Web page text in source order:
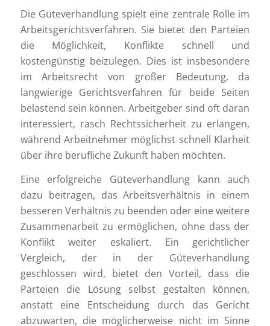
Die Güteverhandlung spielt eine zentrale Rolle im
Arbeitsgerichtsverfahren. Sie bietet den Parteien
die Möglichkeit, Konflikte schnell und
kostengünstig beizulegen. Dies ist insbesondere
im Arbeitsrecht von großer Bedeutung, da
langwierige Gerichtsverfahren für beide Seiten
belastend sein können. Arbeitgeber sind oft daran
interessiert, rasch Rechtssicherheit zu erlangen,
während Arbeitnehmer möglichst schnell Klarheit
über ihre berufliche Zukunft haben möchten.
Eine erfolgreiche Güteverhandlung kann auch
dazu beitragen, das Arbeitsverhältnis in einem
besseren Verhältnis zu beenden oder eine weitere
Zusammenarbeit zu ermöglichen, ohne dass der
Konflikt weiter eskaliert. Ein gerichtlicher
Vergleich, der in der Güteverhandlung
geschlossen wird, bietet den Vorteil, dass die
Parteien die Lösung selbst gestalten können,
anstatt eine Entscheidung durch das Gericht
abzuwarten, die möglicherweise nicht im Sinne